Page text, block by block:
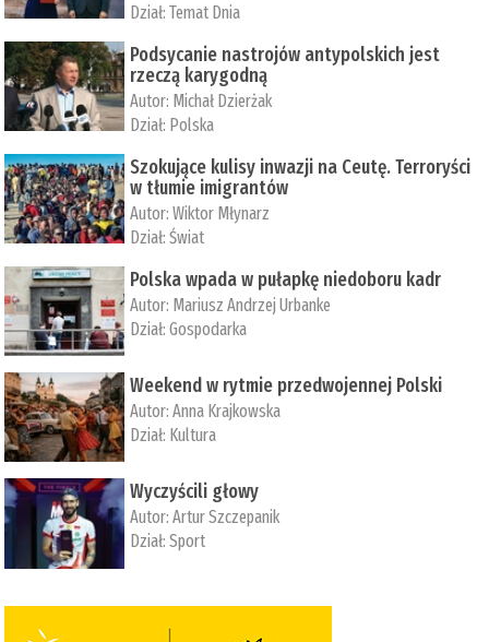
Dział:Temat Dnia
Podsycanie nastrojów antypolskich jest
rzeczą karygodną
Autor: Michał Dzierżak
Dział: Polska
Szokujące kulisy inwazji na Ceutę. Terroryści
w tłumie imigrantów
Autor:Wiktor Młynarz
Dział:Świat
Polska wpada w pułapkę niedoboru kadr
Autor: Mariusz Andrzej Urbanke
Dział:Gospodarka
Weekend w rytmie przedwojennej Polski
Autor:Anna Krajkowska
Dział: Kultura
Wyczyścili głowy
Autor:Artur Szczepanik
Dział:Sport